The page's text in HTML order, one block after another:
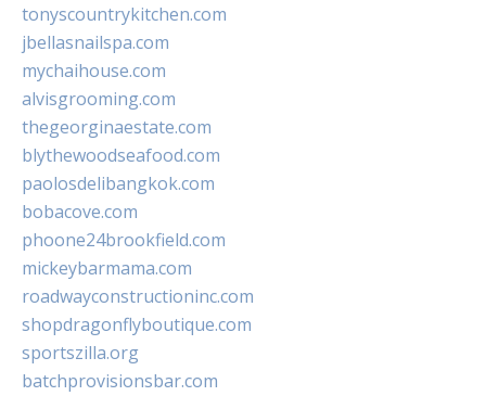
tonyscountrykitchen.com
jbellasnailspa.com
mychaihouse.com
alvisgrooming.com
thegeorginaestate.com
blythewoodseafood.com
paolosdelibangkok.com
bobacove.com
phoone24brookfield.com
mickeybarmama.com
roadwayconstructioninc.com
shopdragonflyboutique.com
sportszilla.org
batchprovisionsbar.com